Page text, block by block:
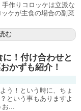
作りコロッケは立派な
ケが主食の場合の副菜
む
！付け合わせと
かずも紹介！
う！という時に、ちょ
という事もありますよ
...